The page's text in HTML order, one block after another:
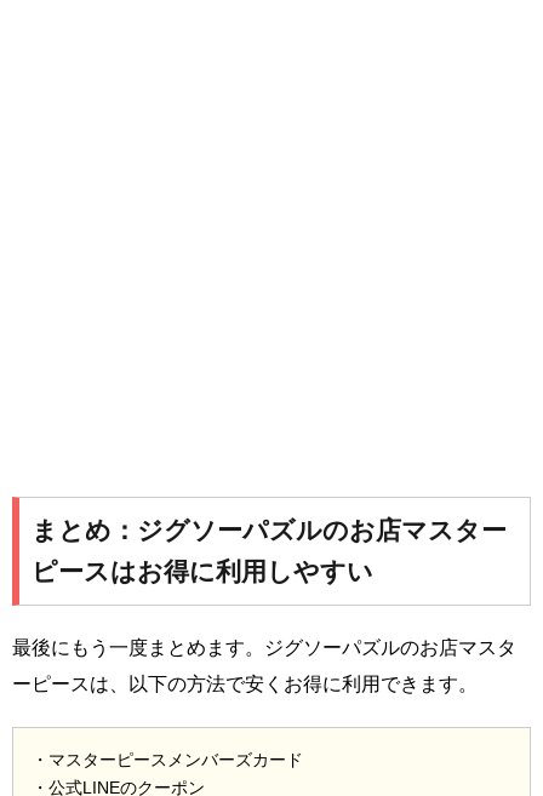
まとめ：ジグソーパズルのお店マスター
ピースはお得に利用しやすい
最後にもう一度まとめます。ジグソーパズルのお店マスタ
ーピースは、以下の方法で安くお得に利用できます。
・マスターピースメンバーズカード
・公式LINEのクーポン